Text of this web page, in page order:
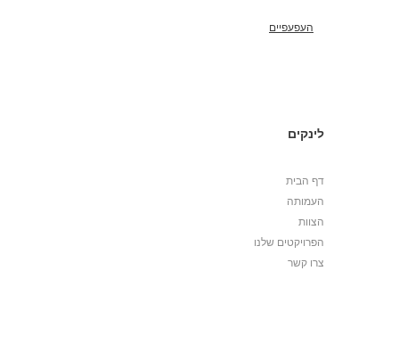
העפעפיים
לינקים
דף הבית
העמותה
הצוות
הפרויקטים שלנו
צרו קשר